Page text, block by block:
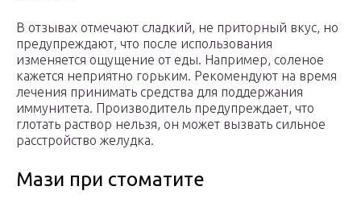
В отзывах отмечают сладкий, не приторный вкус, но
предупреждают, что после использования
изменяется ощущение от еды. Например, соленое
кажется неприятно горьким. Рекомендуют на время
лечения принимать средства для поддержания
иммунитета. Производитель предупреждает, что
глотать раствор нельзя, он может вызвать сильное
расстройство желудка.
Мази при стоматите